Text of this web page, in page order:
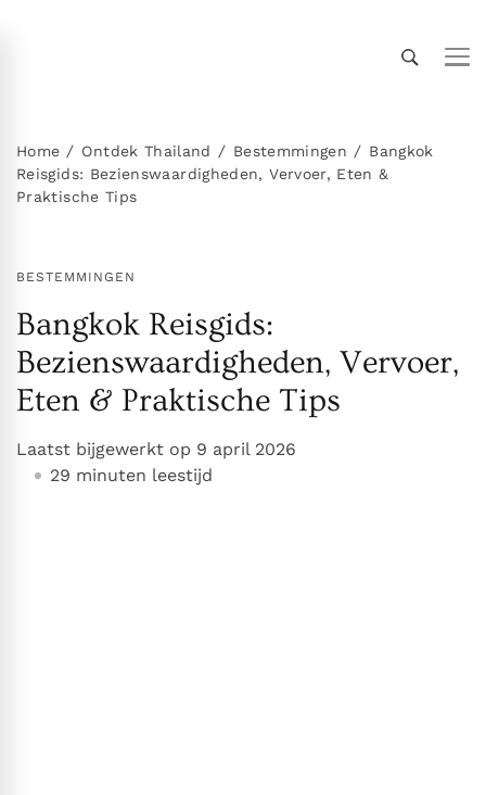
expert-tips, uitgebreide gidsen en insiderkennis
over vervoer, accommodaties,
topbezienswaardigheden, het expatleven en
Home Ontdek Thailand Bestemmingen
Bangkok
Reisgids: Bezienswaardigheden, Vervoer, Eten &
Praktische Tips
BESTEMMINGEN
Bangkok Reisgids:
Bezienswaardigheden, Vervoer,
Eten & Praktische Tips
Laatst bijgewerkt op 9 april 2026
29 minuten leestijd